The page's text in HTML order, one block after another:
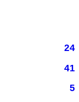
24
41
5